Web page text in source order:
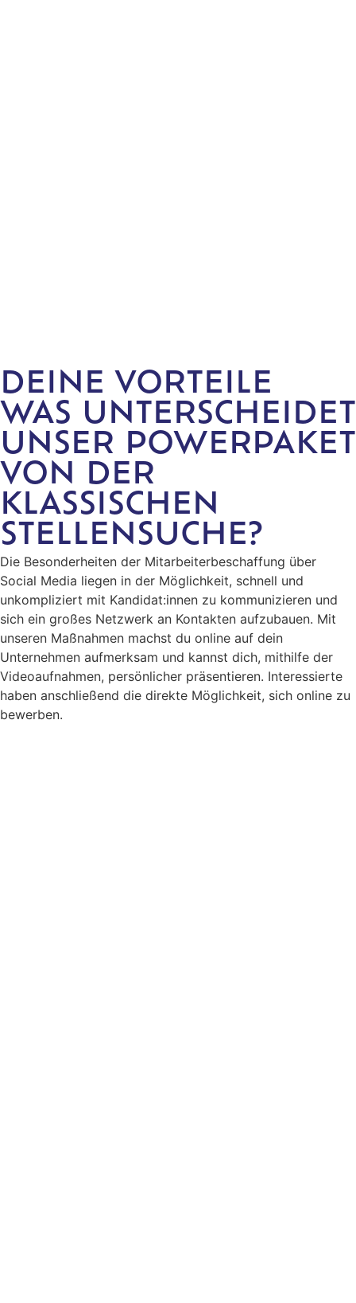
DEINE VORTEILE
WAS UNTERSCHEIDET
UNSER POWERPAKET
VON DER
KLASSISCHEN
STELLENSUCHE?
Die Besonderheiten der Mitarbeiterbeschaffung über
Social Media liegen in der Möglichkeit, schnell und
unkompliziert mit Kandidat:innen zu kommunizieren und
sich ein großes Netzwerk an Kontakten aufzubauen. Mit
unseren Maßnahmen machst du online auf dein
Unternehmen aufmerksam und kannst dich, mithilfe der
Videoaufnahmen, persönlicher präsentieren. Interessierte
haben anschließend die direkte Möglichkeit, sich online zu
bewerben.